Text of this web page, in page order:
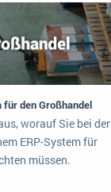
für den Großhandel
worauf Sie bei der
ERP-System für
müssen.